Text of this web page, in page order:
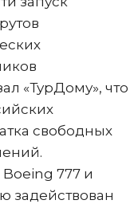
«ТурДому», что
свободных
777 и
задействован